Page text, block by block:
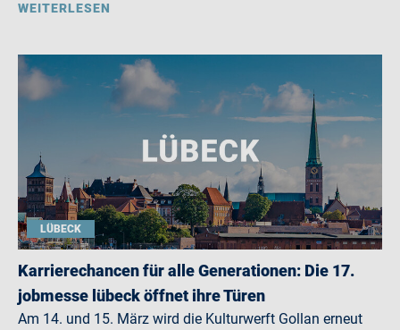
WEITERLESEN
LÜBECK
Karrierechancen für alle Generationen: Die 17.
jobmesse lübeck öffnet ihre Türen
Am 14. und 15. März wird die Kulturwerft Gollan erneut